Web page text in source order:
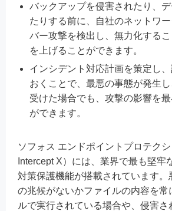
バックアップを侵害されたり、
たりする前に、自社のネットワ
バー攻撃を検出し、無力化する
を上げることができます。
インシデント対応計画を策定し
おくことで、最悪の事態が発生
受けた場合でも、攻撃の影響を
ができます。
ソフォス エンドポイントプロテク
Intercept X）には、業界で最も堅牢
対策保護機能が搭載されています。
の兆候がないかファイルの内容を常
ルで実行されている場合や、侵害